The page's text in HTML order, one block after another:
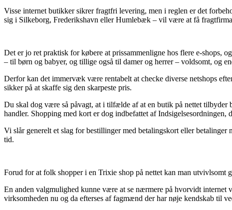
Visse internet butikker sikrer fragtfri levering, men i reglen er det
sig i Silkeborg, Frederikshavn eller Humlebæk – vil være at få
Det er jo ret praktisk for købere at prissammenligne hos flere e-shops,
– til børn og babyer, og tillige også til damer og herrer – voldsomt, og
Derfor kan det immervæk være rentabelt at checke diverse netshops
sikker på at skaffe sig den skarpeste pris.
Du skal dog være så påvagt, at i tilfælde af at en butik på nettet tilbyder
handler. Shopping med kort er dog indbefattet af
Vi slår generelt et slag for bestillinger med betalingskort eller
tid.
Forud for at folk shopper i en Trixie shop på nettet kan man utvivlsomt
En anden valgmulighed kunne være at se nærmere på hvorvidt
virksomheden nu og da efterses af fagmænd der har nøje kendskab til